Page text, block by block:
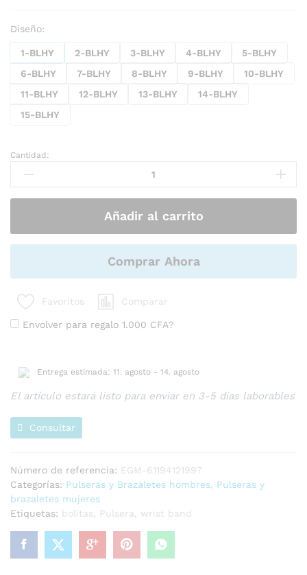
Diseño:
1-BLHY 2-BLHY 3-BLHY 4-BLHY
5-BLHY
6-BLHY
7-BLHY 8-BLHY 9-BLHY
10-BLHY
11-BLHY
12-BLHY 13-BLHY
14-BLHY
15-BLHY
Bolitas
y
redondas
la
de
Cantidad:
Añadir al carrito
Comprar Ahora
Favoritos Comparar
Envolver para regalo 1.000 CFA?
Entrega estimada: 11. agosto - 14. agosto
El artículo estará listo para enviar en 3-5 días laborables
Consultar
Número de referencia: EGM-61194121997
Categorías: Pulseras y Brazaletes hombres, Pulseras y
brazaletes mujeres
Etiquetas: bolitas, Pulsera, wrist band